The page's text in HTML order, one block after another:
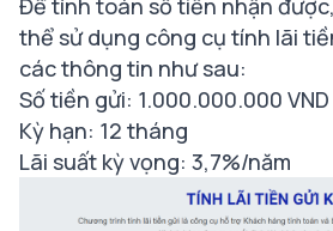
Để tính toán số tiền nhận
thể sử dụng công cụ tính lãi
các thông tin như sau:
Số tiền gửi: 1.000.000.000 VND
Kỳ hạn: 12 tháng
Lãi suất kỳ vọng: 3,7%/năm